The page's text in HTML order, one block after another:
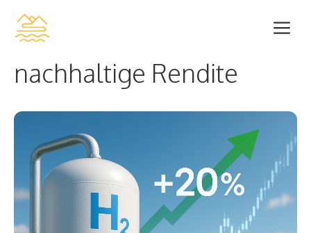
Inhalt
nachhaltige Rendite